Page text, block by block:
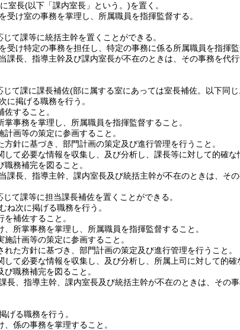
室長(以下「課内室長」という。)を置く。
受け室の事務を掌理し、所属職員を指揮監督する。
て課等に統括主幹を置くことができる。
受け特定の事務を担任し、特定の事務に係る所属職員を指揮監
課長、指導主幹及び課内室長が不在のときは、その事務を代行
じて課に課長補佐(部に属する室にあっては室長補佐。以下同
に掲げる職務を行う。
すること。
掌事務を掌理し、所属職員を指揮監督すること。
画等の策定に参画すること。
方針に基づき、部門計画の策定及び進行管理を行うこと。
して必要な情報を収集し、及び分析し、課長等に対して的確な
務補完を図ること。
課長、指導主幹、課内室長及び統括主幹が不在のときは、その
て課等に担当課長補佐を置くことができる。
ね次に掲げる職務を行う。
補佐すること。
、所掌事務を掌理し、所属職員を指揮監督すること。
計画等の策定に参画すること。
れた方針に基づき、部門計画の策定及び進行管理を行うこと。
して必要な情報を収集し、及び分析し、所属上司に対して的確
職務補完を図ること。
長、指導主幹、課内室長及び統括主幹が不在のときは、その事
げる職務を行う。
、係の事務を掌理すること。